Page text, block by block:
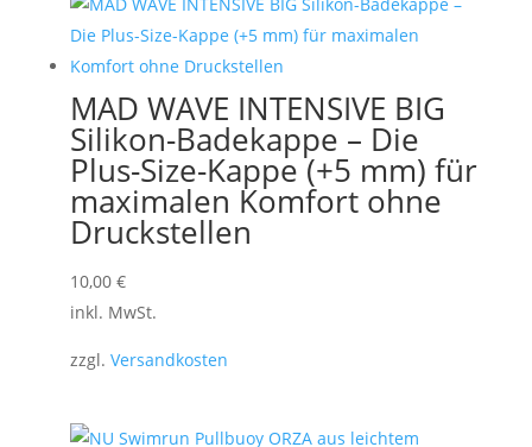
MAD WAVE INTENSIVE BIG
Silikon-Badekappe – Die
Plus-Size-Kappe (+5 mm) für
maximalen Komfort ohne
Druckstellen
10,00 €
inkl. MwSt.
zzgl. Versandkosten